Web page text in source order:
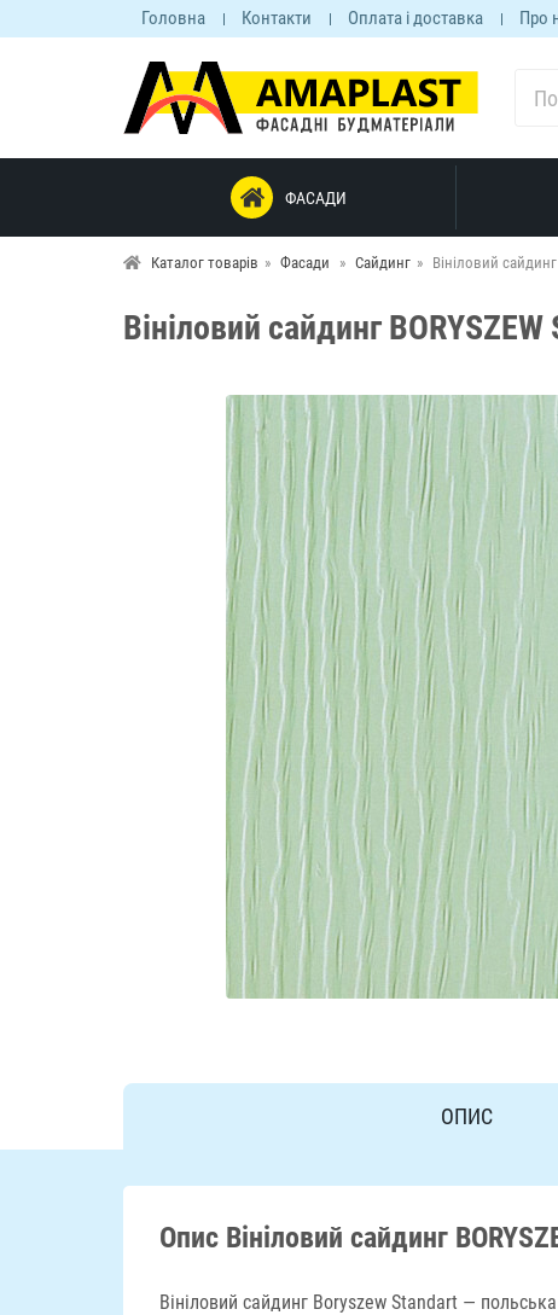
Головна Контакти Оплата і доставка Про
ФАСАДИ
Каталог товарів Фасади Сайдинг Вініловий
Вініловий сайдинг
ОПИС
Опис Вініловий сайдинг
Вініловий сайдинг Boryszew Standart — польська